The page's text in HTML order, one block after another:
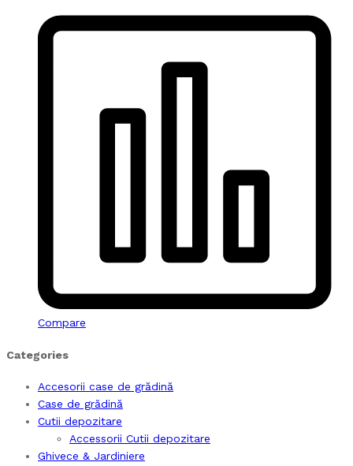
Compare
Categories
Accesorii case de grădină
Case de grădină
Cutii depozitare
Accessorii Cutii depozitare
Ghivece & Jardiniere